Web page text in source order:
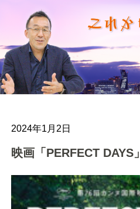
2024年1月2日
映画「PERFECT DAYS」